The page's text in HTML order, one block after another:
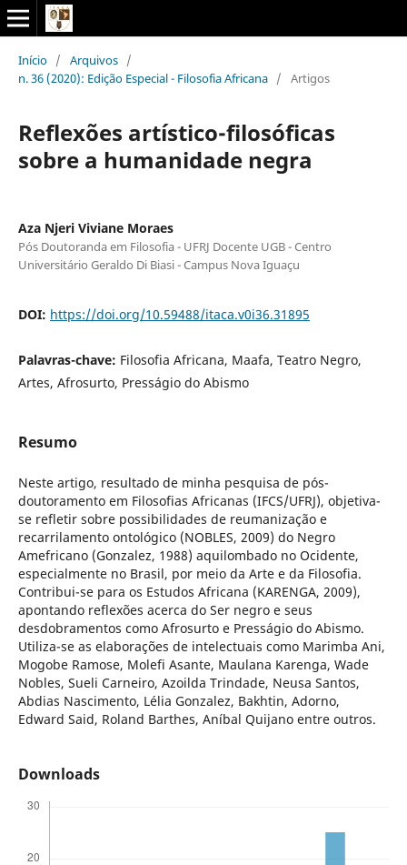
Início / Arquivos /
n. 36 (2020): Edição Especial - Filosofia Africana / Artigos
Reflexões artístico-filosóficas
sobre a humanidade negra
Aza Njeri Viviane Moraes
Pós Doutoranda em Filosofia - UFRJ Docente UGB - Centro
Universitário Geraldo Di Biasi - Campus Nova Iguaçu
DOI: https://doi.org/10.59488/itaca.v0i36.31895
Palavras-chave: Filosofia Africana, Maafa, Teatro Negro,
Artes, Afrosurto, Presságio do Abismo
Resumo
Neste artigo, resultado de minha pesquisa de pós-
doutoramento em Filosofias Africanas (IFCS/UFRJ), objetiva-
se refletir sobre possibilidades de reumanização e
recarrilamento ontológico (NOBLES, 2009) do Negro
Amefricano (Gonzalez, 1988) aquilombado no Ocidente,
especialmente no Brasil, por meio da Arte e da Filosofia.
Contribui-se para os Estudos Africana (KARENGA, 2009),
apontando reflexões acerca do Ser negro e seus
desdobramentos como Afrosurto e Presságio do Abismo.
Utiliza-se as elaborações de intelectuais como Marimba Ani,
Mogobe Ramose, Molefi Asante, Maulana Karenga, Wade
Nobles, Sueli Carneiro, Azoilda Trindade, Neusa Santos,
Abdias Nascimento, Lélia Gonzalez, Bakhtin, Adorno,
Edward Said, Roland Barthes, Aníbal Quijano entre outros.
Downloads